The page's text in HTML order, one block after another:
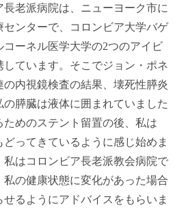
老派病院は、ニューヨーク市に
センターで、コロンビア大学バゲ
コーネル医学大学の2つのアイビ
ています。そこでジョン・ポネ
の内視鏡検査の結果、壊死性膵炎
の膵臓は液体に囲まれていました
めのステント留置の後、私は
ってきているように感じ始めま
私はコロンビア長老派教会病院で
の健康状態に変化があった場合
るようにアドバイスをもらいま